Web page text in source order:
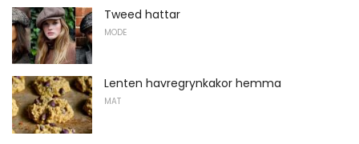
Tweed hattar
MODE
Lenten havregrynkakor hemma
MAT